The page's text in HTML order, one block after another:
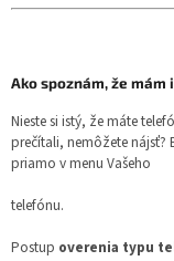
Ako spoznám, že mám
Nieste si istý, že máte
prečítali, nemôžete
priamo v menu Vašeho
telefónu.
Postup overenia typu